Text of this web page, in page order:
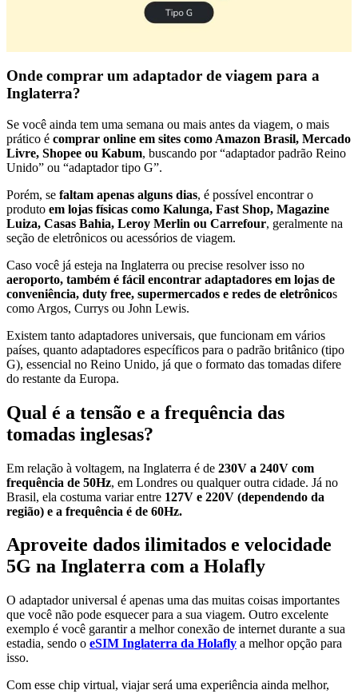
Onde comprar um adaptador de viagem para a
Inglaterra?
Se você ainda tem uma semana ou mais antes da viagem, o mais
prático é comprar online em sites como Amazon Brasil, Mercado
Livre, Shopee ou Kabum, buscando por “adaptador padrão Reino
Unido” ou “adaptador tipo G”.
Porém, se faltam apenas alguns dias, é possível encontrar o
produto em lojas físicas como Kalunga, Fast Shop, Magazine
Luiza, Casas Bahia, Leroy Merlin ou Carrefour, geralmente na
seção de eletrônicos ou acessórios de viagem.
Caso você já esteja na Inglaterra ou precise resolver isso no
aeroporto, também é fácil encontrar adaptadores em lojas de
conveniência, duty free, supermercados e redes de eletrônicos
como Argos, Currys ou John Lewis.
Existem tanto adaptadores universais, que funcionam em vários
países, quanto adaptadores específicos para o padrão britânico (tipo
G), essencial no Reino Unido, já que o formato das tomadas difere
do restante da Europa.
Qual é a tensão e a frequência das
tomadas inglesas?
Em relação à voltagem, na Inglaterra é de 230V a 240V com
frequência de 50Hz, em Londres ou qualquer outra cidade. Já no
Brasil, ela costuma variar entre 127V e 220V (dependendo da
região) e a frequência é de 60Hz.
Aproveite dados ilimitados e velocidade
5G na Inglaterra com a Holafly
O adaptador universal é apenas uma das muitas coisas importantes
que você não pode esquecer para a sua viagem. Outro excelente
exemplo é você garantir a melhor conexão de internet durante a sua
estadia, sendo o eSIM Inglaterra da Holafly a melhor opção para
isso.
Com esse chip virtual, viajar será uma experiência ainda melhor,